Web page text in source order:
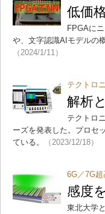
低価
FPGAに
や、文字認識AIモデルの
（2024/1/11）
テクトロ
解析
テクトロ
ーズを発表した。プロセ
ている。
（2023/12/18）
6G／7G超
感度
東北大学